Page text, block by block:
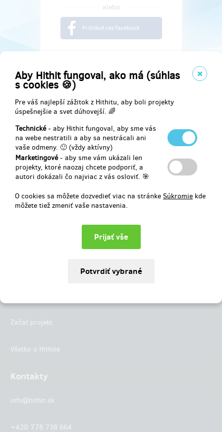
Aby Hithit fungoval, ako má (súhlas
s cookies 🍪)
Pre váš najlepší zážitok z Hithitu, aby boli projekty
úspešnejšie a svet dúhovejší. 🌈
Technické- aby Hithit fungoval, aby sme vás
na webe nestratili a aby sa nestrácali ani
vaše odmeny. 🙂 (vždy aktívny)
Marketingové- aby sme vám ukázali len
projekty, ktoré naozaj chcete podporiť, a
autori dokázali čo najviac z vás osloviť. 🎯
O cookies sa môžete dozvedieť viac na stránke Súkromie kde
môžete tiež zmeniť vaše nastavenia.
alebo
Prihlásiť cez facebook
Najdete nás na
Začať projekt
Všetko o Hithite
Kontakty
info@hithit.sk
+420 778 738 664